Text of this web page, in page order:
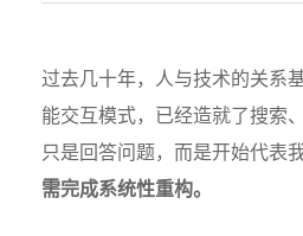
过去几十年，人与技术的关系
能交互模式，已经造就了搜索
只是回答问题，而是开始代表
需完成系统性重构。